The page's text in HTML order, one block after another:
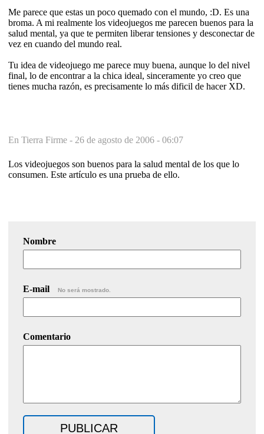
Me parece que estas un poco quemado con el mundo, :D. Es una
broma. A mi realmente los videojuegos me parecen buenos para la
salud mental, ya que te permiten liberar tensiones y desconectar de
vez en cuando del mundo real.
Tu idea de videojuego me parece muy buena, aunque lo del nivel
final, lo de encontrar a la chica ideal, sinceramente yo creo que
tienes mucha razón, es precisamente lo más dificil de hacer XD.
En Tierra Firme - 26 de agosto de 2006 - 06:07
Los videojuegos son buenos para la salud mental de los que lo
consumen. Este artículo es una prueba de ello.
Nombre
E-mail No será mostrado.
Comentario